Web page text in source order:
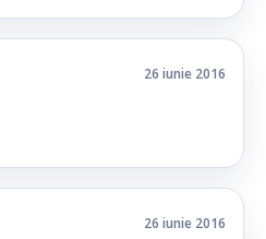
26 iunie 2016
26 iunie 2016